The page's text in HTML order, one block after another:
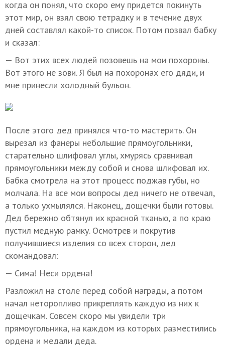
когда он понял, что скоро ему придется покинуть
этот мир, он взял свою тетрадку и в течение двух
дней составлял какой-то список. Потом позвал бабку
и сказал:
— Вот этих всех людей позовешь на мои похороны.
Вот этого не зови. Я был на похоронах его дяди, и
мне принесли холодный бульон.
После этого дед принялся что-то мастерить. Он
вырезал из фанеры небольшие прямоугольники,
старательно шлифовал углы, хмурясь сравнивал
прямоугольники между собой и снова шлифовал их.
Бабка смотрела на этот процесс поджав губы, но
молчала. На все мои вопросы дед ничего не отвечал,
а только ухмылялся. Наконец, дощечки были готовы.
Дед бережно обтянул их красной тканью, а по краю
пустил медную рамку. Осмотрев и покрутив
получившиеся изделия со всех сторон, дед
скомандовал:
— Сима! Неси ордена!
Разложил на столе перед собой награды, а потом
начал неторопливо прикреплять каждую из них к
дощечкам. Совсем скоро мы увидели три
прямоугольника, на каждом из которых разместились
ордена и медали деда.